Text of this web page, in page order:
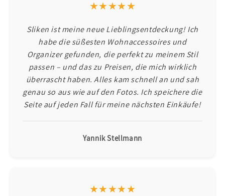
★★★★★
Sliken ist meine neue Lieblingsentdeckung! Ich
habe die süßesten Wohnaccessoires und
Organizer gefunden, die perfekt zu meinem Stil
passen – und das zu Preisen, die mich wirklich
überrascht haben. Alles kam schnell an und sah
genau so aus wie auf den Fotos. Ich speichere die
Seite auf jeden Fall für meine nächsten Einkäufe!
Yannik Stellmann
★★★★★